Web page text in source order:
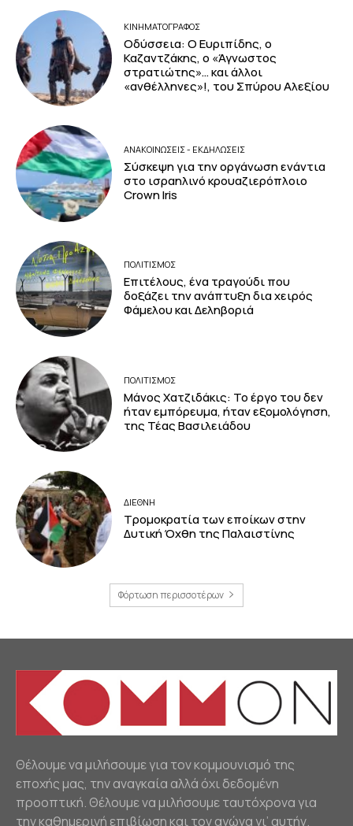
ΚΙΝΗΜΑΤΟΓΡΆΦΟΣ
Οδύσσεια: Ο Ευριπίδης, ο
Καζαντζάκης, ο «Άγνωστος
στρατιώτης»… και άλλοι
«ανθέλληνες»!, του Σπύρου Αλεξίου
ΑΝΑΚΟΙΝΩΣΕΙΣ - ΕΚΔΗΛΩΣΕΙΣ
Σύσκεψη για την οργάνωση ενάντια
στο ισραηλινό κρουαζιερόπλοιο
Crown Iris
ΠΟΛΙΤΙΣΜΟΣ
Επιτέλους, ένα τραγούδι που
δοξάζει την ανάπτυξη δια χειρός
Φάμελου και Δεληβοριά
ΠΟΛΙΤΙΣΜΟΣ
Μάνος Χατζιδάκις: Το έργο του δεν
ήταν εμπόρευμα, ήταν εξομολόγηση,
της Τέας Βασιλειάδου
ΔΙΕΘΝΗ
Τρομοκρατία των εποίκων στην
Δυτική Όχθη της Παλαιστίνης
Φόρτωση περισσοτέρων
Θέλουμε να μιλήσουμε για τον κομμουνισμό της
εποχής μας, την αναγκαία αλλά όχι δεδομένη
προοπτική. Θέλουμε να μιλήσουμε ταυτόχρονα για
την καθημερινή επιβίωση και τον αγώνα γι’ αυτήν.